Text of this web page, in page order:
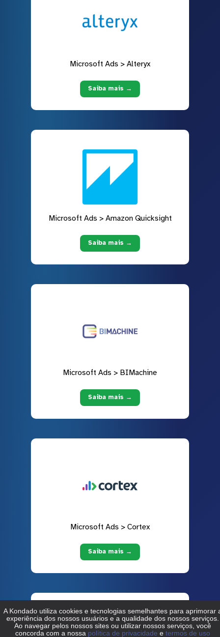
Microsoft Ads > Alteryx
Saiba mais →
Microsoft Ads > Amazon Quicksight
Saiba mais →
Microsoft Ads > BIMachine
Saiba mais →
Microsoft Ads > Cortex
Saiba mais →